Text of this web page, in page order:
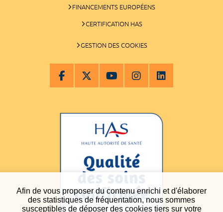
Afin de vous proposer du contenu enrichi et d'élaborer
des statistiques de fréquentation, nous sommes
susceptibles de déposer des cookies tiers sur votre
FINANCEMENTS EUROPÉENS
CERTIFICATION HAS
GESTION DES COOKIES